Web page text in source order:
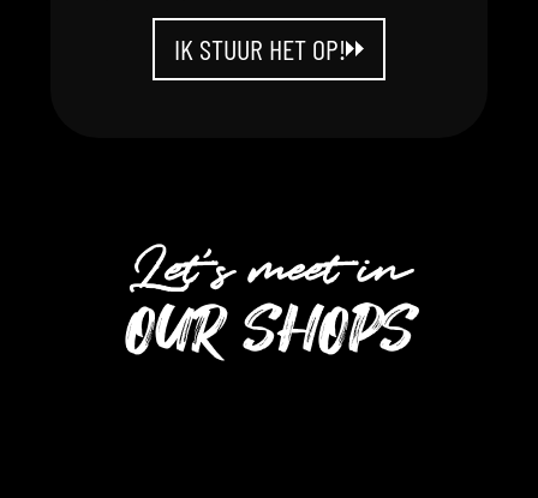
IK STUUR HET OP!
Let’s meet in
OUR SHOPS